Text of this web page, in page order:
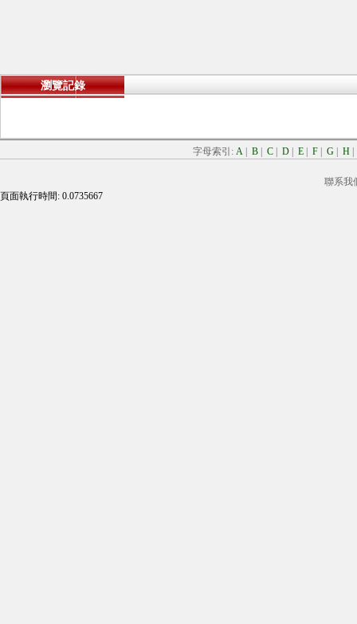
瀏覽記錄
字母索引: A B C D E F G H
聯系我
頁面執行時間: 0.0735667